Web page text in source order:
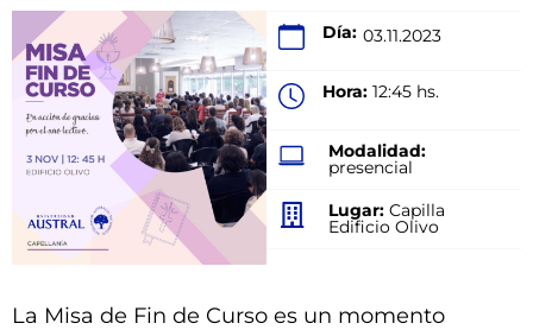
Día: 03.11.2023
Hora: 12:45 hs.
Modalidad:
presencial
Lugar: Capilla
Edificio Olivo
La Misa de Fin de Curso es un momento